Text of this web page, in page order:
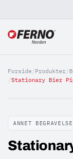
Forside/Produkter/
/Stationary Bier Pin
ANNET